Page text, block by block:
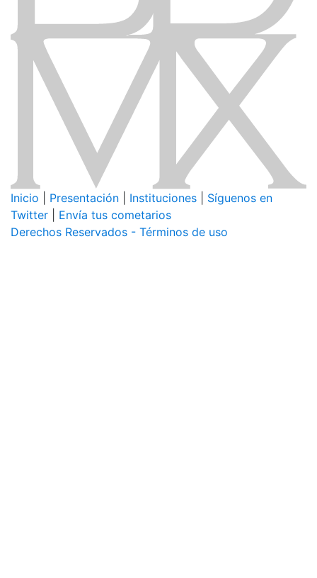
Inicio Presentación Instituciones
Síguenos en
Twitter
Envía tus cometarios
Derechos Reservados - Términos de uso